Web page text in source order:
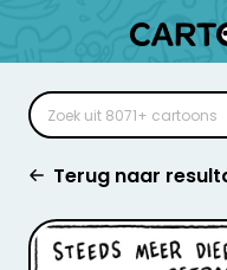
Terug naar